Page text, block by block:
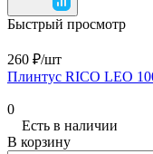
Быстрый просмотр
260 ₽/шт
Плинтус RICO LEO
0
Есть в наличии
В корзину